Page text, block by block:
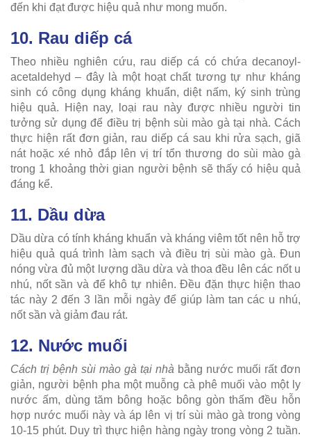
đến khi đạt được hiệu quả như mong muốn.
10. Rau diếp cá
Theo nhiều nghiên cứu, rau diếp cá có chứa decanoyl-
acetaldehyd – đây là một hoạt chất tương tự như kháng
sinh có công dụng kháng khuẩn, diệt nấm, ký sinh trùng
hiệu quả. Hiện nay, loại rau này được nhiều người tin
tưởng sử dụng để điều trị bệnh sùi mào gà tại nhà. Cách
thực hiện rất đơn giản, rau diếp cá sau khi rửa sạch, giã
nát hoặc xé nhỏ đắp lên vị trí tổn thương do sùi mào gà
trong 1 khoảng thời gian người bệnh sẽ thấy có hiệu quả
đáng kể.
11. Dầu dừa
Dầu dừa có tính kháng khuẩn và kháng viêm tốt nên hỗ trợ
hiệu quả quá trình làm sạch và điều trị sùi mào gà. Đun
nóng vừa đủ một lượng dầu dừa và thoa đều lên các nốt u
nhú, nốt sần và để khô tự nhiên. Đều đặn thực hiện thao
tác này 2 đến 3 lần mỗi ngày để giúp làm tan các u nhú,
nốt sần và giảm đau rát.
12. Nước muối
Cách trị bệnh sùi mào gà tại nhà bằng nước muối rất đơn
giản, người bệnh pha một muỗng cà phê muối vào một ly
nước ấm, dùng tăm bông hoặc bông gòn thấm đều hỗn
hợp nước muối này và áp lên vị trí sùi mào gà trong vòng
10-15 phút. Duy trì thực hiện hàng ngày trong vòng 2 tuần.